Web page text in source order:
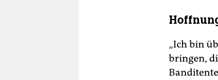
„Ich bin
bringen,